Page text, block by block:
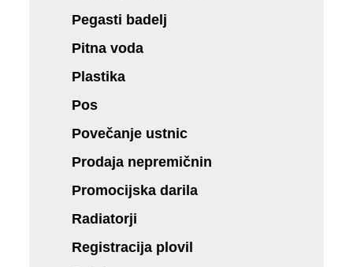
Pegasti badelj
Pitna voda
Plastika
Pos
Povečanje ustnic
Prodaja nepremičnin
Promocijska darila
Radiatorji
Registracija plovil